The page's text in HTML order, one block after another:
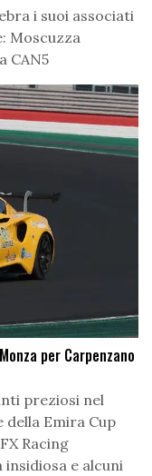
i suoi associati
Moscuzza
CAN5
per Carpenzano
preziosi nel
Emira Cup
Racing
e alcuni